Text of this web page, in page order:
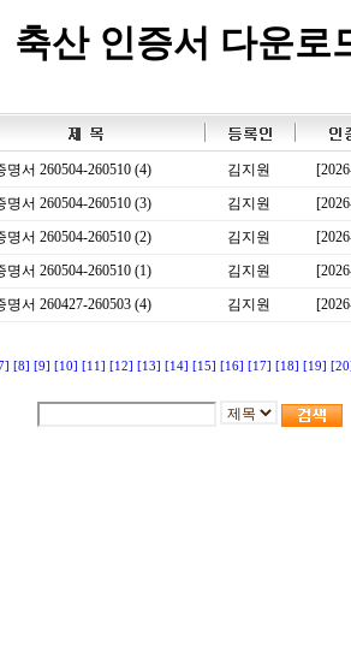
축산 인증서 다운로
명서 260504-260510 (4) 김지원
명서 260504-260510 (3) 김지원
명서 260504-260510 (2) 김지원
명서 260504-260510 (1) 김지원
명서 260427-260503 (4) 김지원
[8] [9] [10] [11] [12] [13] [14] [15] [16] [17] [18] [19] [20]